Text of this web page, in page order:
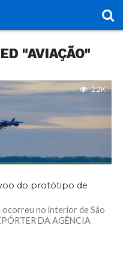
"AVIAÇÃO"
2.2K
do protótipo de
ocorreu no interior de São
DA AGÊNCIA